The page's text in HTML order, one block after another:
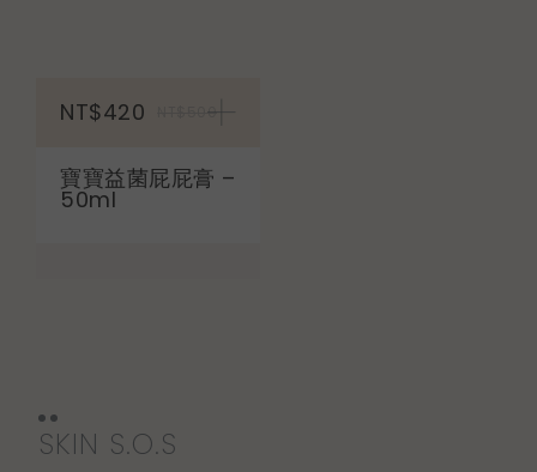
寶寶益菌屁屁膏 –
50ml
NT$420 NT$500
SKIN S.O.S